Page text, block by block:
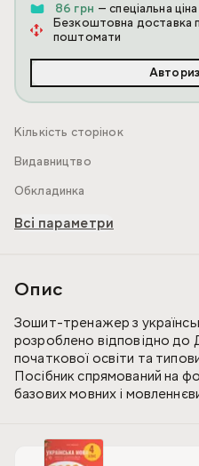
86 грн — спеціальна
Безкоштовна доставка
поштомати
Кількість сторінок
Видавництво
Обкладинка
Всі параметри
Опис
Зошит-тренажер з
розроблено відповідно
початкової освіти та
Посібник спрямований на
базових мовних і
правила, що вивчаються в